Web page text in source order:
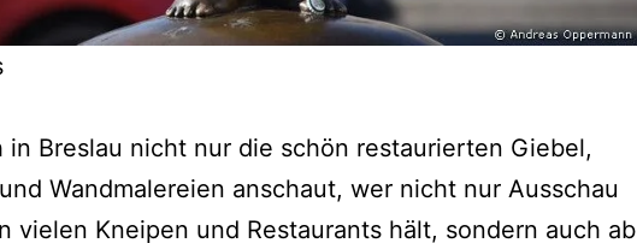
in Breslau nicht nur die schön restaurierten Giebel,
Wandmalereien anschaut, wer nicht nur Ausschau
vielen Kneipen und Restaurants hält, sondern auch ab